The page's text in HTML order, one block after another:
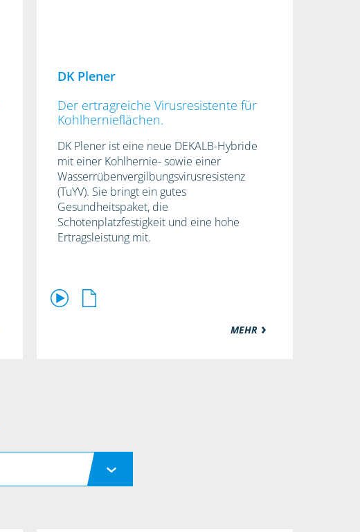
DK Plener
Der ertragreiche Virusresistente für
Kohlhernieflächen.
DK Plener ist eine neue DEKALB-Hybride
mit einer Kohlhernie- sowie einer
Wasserrübenvergilbungsvirusresistenz
(TuYV). Sie bringt ein gutes
Gesundheitspaket, die
Schotenplatzfestigkeit und eine hohe
Ertragsleistung mit.
MEHR